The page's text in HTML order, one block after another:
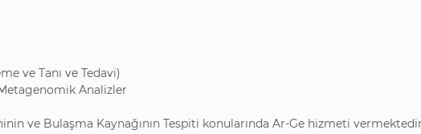
ve Tanı ve Tedavi)
Analizler
ve Bulaşma Kaynağının Tespiti konularında Ar-Ge hizmeti